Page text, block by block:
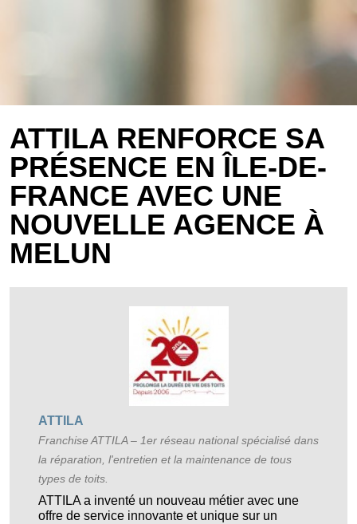
ATTILA RENFORCE SA
PRÉSENCE EN ÎLE-DE-
FRANCE AVEC UNE
NOUVELLE AGENCE À
MELUN
ATTILA
Franchise ATTILA – 1er réseau national spécialisé dans
la réparation, l'entretien et la maintenance de tous
types de toits.
ATTILA a inventé un nouveau métier avec une
offre de service innovante et unique sur un